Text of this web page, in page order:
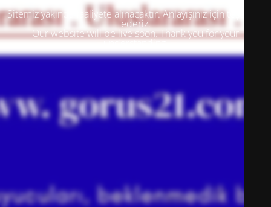
Sitemiz yakında faaliyete alınacaktır. Anlayışınız için teşekkür
ederiz.
Our website will be live soon. Thank you for your
understanding.